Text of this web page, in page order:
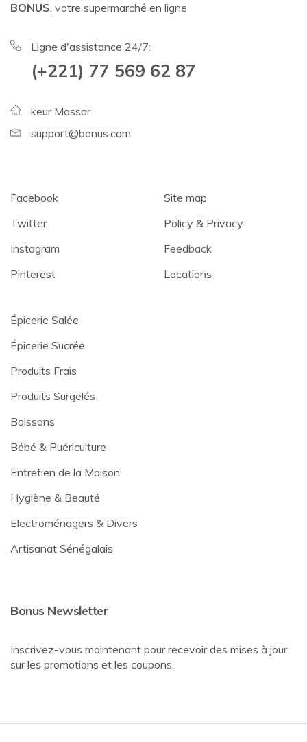
BONUS, votre supermarché en ligne
Ligne d'assistance 24/7:
(+221) 77 569 62 87
keur Massar
support@bonus.com
Facebook
Twitter
Instagram
Pinterest
Site map
Policy & Privacy
Feedback
Locations
Épicerie Salée
Épicerie Sucrée
Produits Frais
Produits Surgelés
Boissons
Bébé & Puériculture
Entretien de la Maison
Hygiène & Beauté
Electroménagers & Divers
Artisanat Sénégalais
Bonus Newsletter
Inscrivez-vous maintenant pour recevoir des mises à jour
sur les promotions et les coupons.